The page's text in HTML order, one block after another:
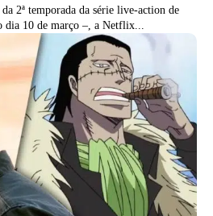
2ª temporada da série live-action de
dia 10 de março –, a Netflix...